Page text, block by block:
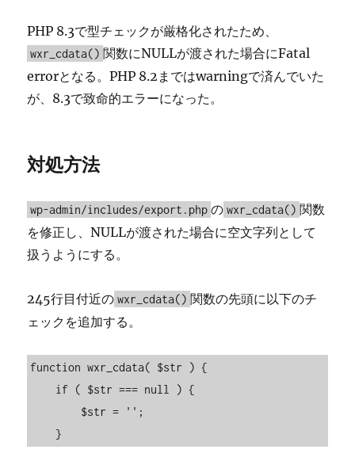
PHP 8.3で型チェックが厳格化されたため、
wxr_cdata() 関数にNULLが渡された場合にFatal
errorとなる。PHP 8.2まではwarningで済んでいた
が、8.3で致命的エラーになった。
対処方法
wp-admin/includes/export.php の wxr_cdata() 関数
を修正し、NULLが渡された場合に空文字列として
扱うようにする。
245行目付近の wxr_cdata() 関数の先頭に以下のチ
ェックを追加する。
function wxr_cdata( $str ) {